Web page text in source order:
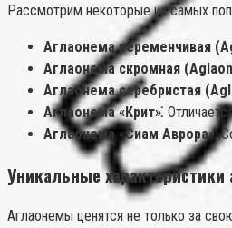
Рассмотрим некоторые из самых
Аглаонема переменчивая
Аглаонема скромная
Аглаонема серебристая
Аглаонема «Крит»⁚
Аглаонема «Сиам Аврора»⁚
Уникальные характеристики
Аглаонемы ценятся не только за